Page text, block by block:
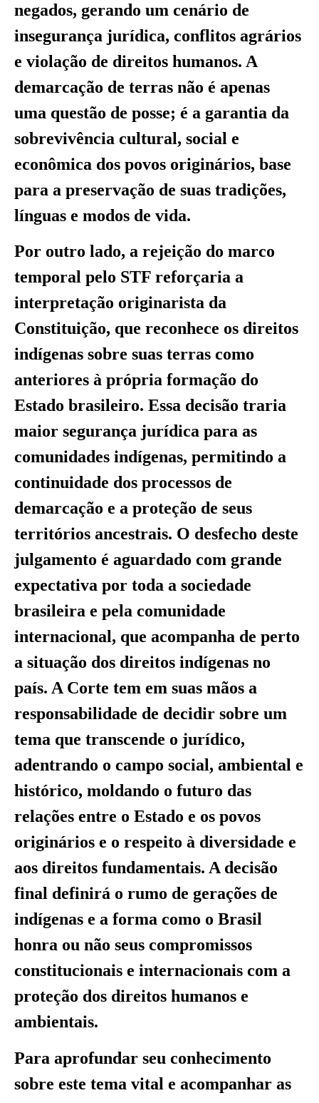
negados, gerando um cenário de
insegurança jurídica, conflitos agrários
e violação de direitos humanos. A
demarcação de terras não é apenas
uma questão de posse; é a garantia da
sobrevivência cultural, social e
econômica dos povos originários, base
para a preservação de suas tradições,
línguas e modos de vida.
Por outro lado, a rejeição do marco
temporal pelo STF reforçaria a
interpretação originarista da
Constituição, que reconhece os direitos
indígenas sobre suas terras como
anteriores à própria formação do
Estado brasileiro. Essa decisão traria
maior segurança jurídica para as
comunidades indígenas, permitindo a
continuidade dos processos de
demarcação e a proteção de seus
territórios ancestrais. O desfecho deste
julgamento é aguardado com grande
expectativa por toda a sociedade
brasileira e pela comunidade
internacional, que acompanha de perto
a situação dos direitos indígenas no
país. A Corte tem em suas mãos a
responsabilidade de decidir sobre um
tema que transcende o jurídico,
adentrando o campo social, ambiental e
histórico, moldando o futuro das
relações entre o Estado e os povos
originários e o respeito à diversidade e
aos direitos fundamentais. A decisão
final definirá o rumo de gerações de
indígenas e a forma como o Brasil
honra ou não seus compromissos
constitucionais e internacionais com a
proteção dos direitos humanos e
ambientais.
Para aprofundar seu conhecimento
sobre este tema vital e acompanhar as